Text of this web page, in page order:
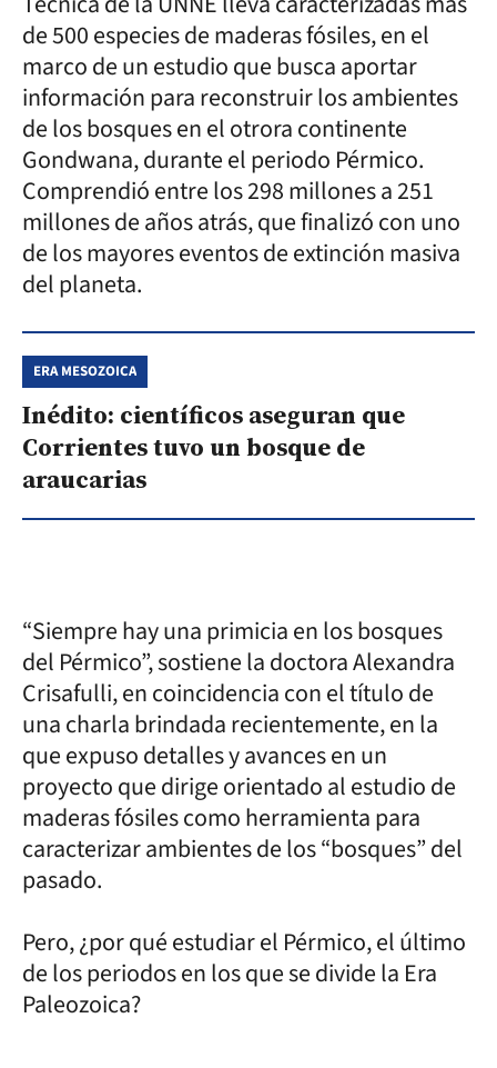
de 500 especies de maderas fósiles, en el
marco de un estudio que busca aportar
información para reconstruir los ambientes
de los bosques en el otrora continente
Gondwana, durante el periodo Pérmico.
Comprendió entre los 298 millones a 251
millones de años atrás, que finalizó con uno
de los mayores eventos de extinción masiva
del planeta.
ERA MESOZOICA
Inédito: científicos aseguran que
Corrientes tuvo un bosque de
araucarias
“Siempre hay una primicia en los bosques
del Pérmico”, sostiene la doctora Alexandra
Crisafulli, en coincidencia con el título de
una charla brindada recientemente, en la
que expuso detalles y avances en un
proyecto que dirige orientado al estudio de
maderas fósiles como herramienta para
caracterizar ambientes de los “bosques” del
pasado.
Pero, ¿por qué estudiar el Pérmico, el último
de los periodos en los que se divide la Era
Paleozoica?